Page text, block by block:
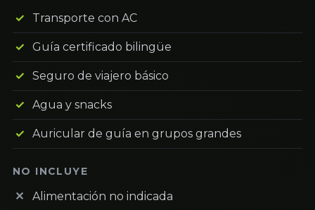
Transporte con AC
Guía certificado bilingüe
Seguro de viajero básico
Agua y snacks
Auricular de guía en grupos grandes
NO INCLUYE
Alimentación no indicada